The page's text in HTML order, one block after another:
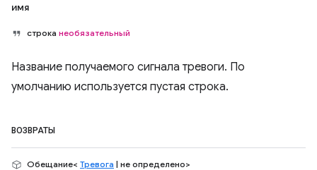
имя
строка необязательный
Название получаемого сигнала тревоги. По
умолчанию используется пустая строка.
ВОЗВРАТЫ
Обещание< Тревога | не определено>